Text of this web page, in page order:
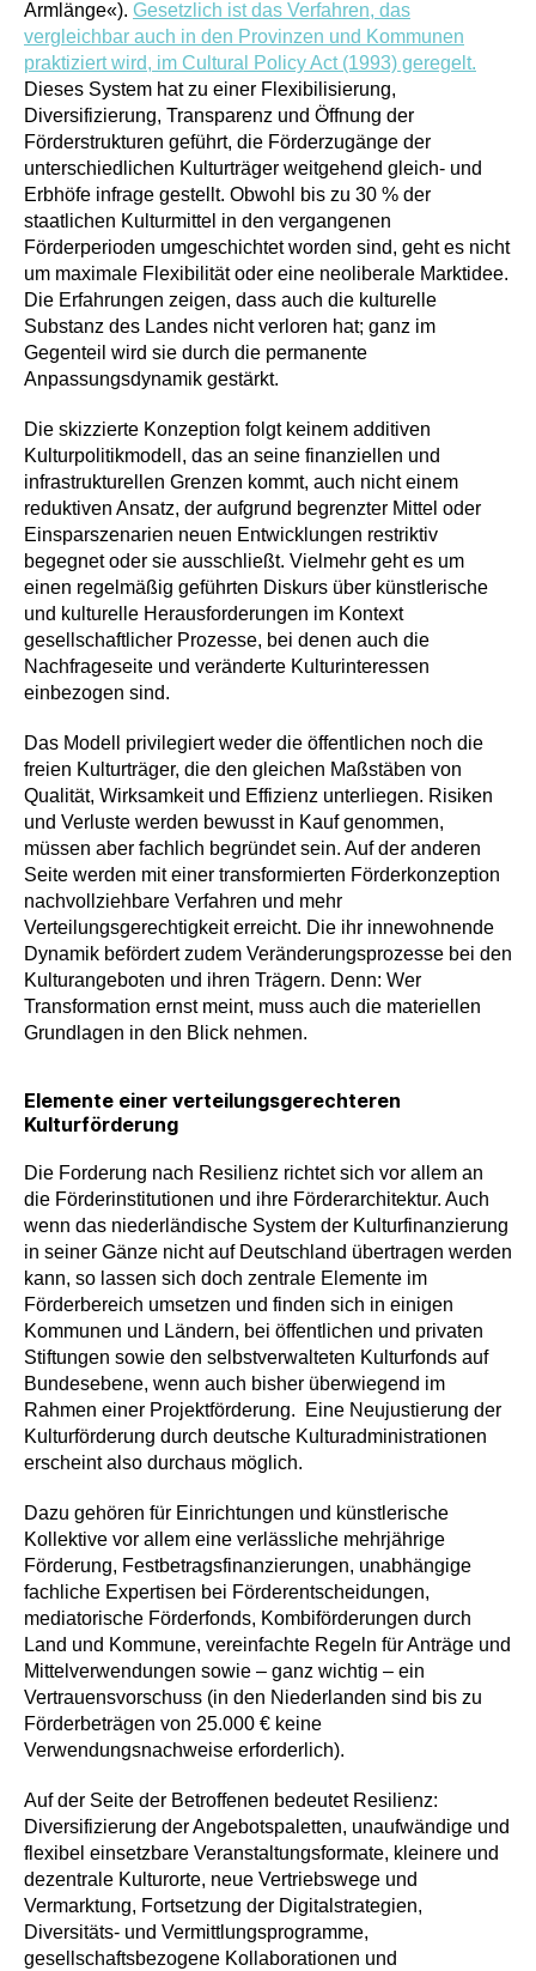
Armlänge«). Gesetzlich ist das Verfahren, das
vergleichbar auch in den Provinzen und Kommunen
praktiziert wird, im Cultural Policy Act (1993) geregelt.
Dieses System hat zu einer Flexibilisierung,
Diversifizierung, Transparenz und Öffnung der
Förderstrukturen geführt, die Förderzugänge der
unterschiedlichen Kulturträger weitgehend gleich- und
Erbhöfe infrage gestellt. Obwohl bis zu 30 % der
staatlichen Kulturmittel in den vergangenen
Förderperioden umgeschichtet worden sind, geht es nicht
um maximale Flexibilität oder eine neoliberale Marktidee.
Die Erfahrungen zeigen, dass auch die kulturelle
Substanz des Landes nicht verloren hat; ganz im
Gegenteil wird sie durch die permanente
Anpassungsdynamik gestärkt.
Die skizzierte Konzeption folgt keinem additiven
Kulturpolitikmodell, das an seine finanziellen und
infrastrukturellen Grenzen kommt, auch nicht einem
reduktiven Ansatz, der aufgrund begrenzter Mittel oder
Einsparszenarien neuen Entwicklungen restriktiv
begegnet oder sie ausschließt. Vielmehr geht es um
einen regelmäßig geführten Diskurs über künstlerische
und kulturelle Herausforderungen im Kontext
gesellschaftlicher Prozesse, bei denen auch die
Nachfrageseite und veränderte Kulturinteressen
einbezogen sind.
Das Modell privilegiert weder die öffentlichen noch die
freien Kulturträger, die den gleichen Maßstäben von
Qualität, Wirksamkeit und Effizienz unterliegen. Risiken
und Verluste werden bewusst in Kauf genommen,
müssen aber fachlich begründet sein. Auf der anderen
Seite werden mit einer transformierten Förderkonzeption
nachvollziehbare Verfahren und mehr
Verteilungsgerechtigkeit erreicht. Die ihr innewohnende
Dynamik befördert zudem Veränderungsprozesse bei den
Kulturangeboten und ihren Trägern. Denn: Wer
Transformation ernst meint, muss auch die materiellen
Grundlagen in den Blick nehmen.
Elemente einer verteilungsgerechteren
Kulturförderung
Die Forderung nach Resilienz richtet sich vor allem an
die Förderinstitutionen und ihre Förderarchitektur. Auch
wenn das niederländische System der Kulturfinanzierung
in seiner Gänze nicht auf Deutschland übertragen werden
kann, so lassen sich doch zentrale Elemente im
Förderbereich umsetzen und finden sich in einigen
Kommunen und Ländern, bei öffentlichen und privaten
Stiftungen sowie den selbstverwalteten Kulturfonds auf
Bundesebene, wenn auch bisher überwiegend im
Rahmen einer Projektförderung. Eine Neujustierung der
Kulturförderung durch deutsche Kulturadministrationen
erscheint also durchaus möglich.
Dazu gehören für Einrichtungen und künstlerische
Kollektive vor allem eine verlässliche mehrjährige
Förderung, Festbetragsfinanzierungen, unabhängige
fachliche Expertisen bei Förderentscheidungen,
mediatorische Förderfonds, Kombiförderungen durch
Land und Kommune, vereinfachte Regeln für Anträge und
Mittelverwendungen sowie – ganz wichtig – ein
Vertrauensvorschuss (in den Niederlanden sind bis zu
Förderbeträgen von 25.000 € keine
Verwendungsnachweise erforderlich).
Auf der Seite der Betroffenen bedeutet Resilienz:
Diversifizierung der Angebotspaletten, unaufwändige und
flexibel einsetzbare Veranstaltungsformate, kleinere und
dezentrale Kulturorte, neue Vertriebswege und
Vermarktung, Fortsetzung der Digitalstrategien,
Diversitäts- und Vermittlungsprogramme,
gesellschaftsbezogene Kollaborationen und